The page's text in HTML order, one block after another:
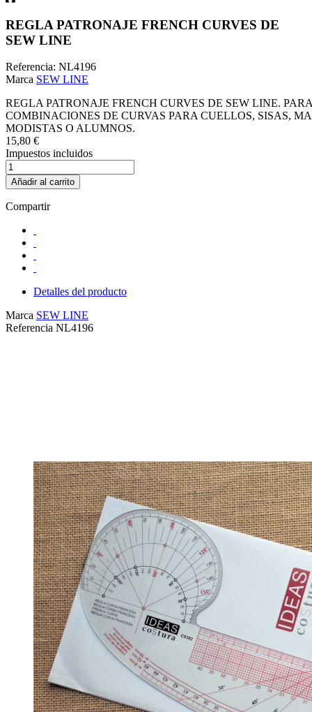
REGLA PATRONAJE FRENCH CURVES DE
SEW LINE
Referencia: NL4196
Marca SEW LINE
REGLA PATRONAJE FRENCH CURVES DE SEW LINE.
COMBINACIONES DE CURVAS PARA CUELLOS, SISAS,
MODISTAS O ALUMNOS.
15,80 €
Impuestos incluidos
Añadir al carrito
Compartir
Detalles del producto
Marca SEW LINE
Referencia NL4196